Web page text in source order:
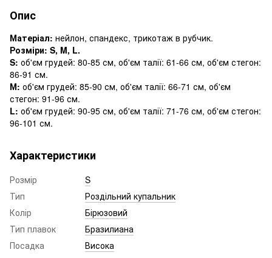
Опис
Матеріал: нейлон, спандекс, трикотаж в рубчик.
Розміри: S, M, L.
S: об'єм грудей: 80-85 см, об'єм талії: 61-66 см, об'єм стегон:
86-91 см.
М: об'єм грудей: 85-90 см, об'єм талії: 66-71 см, об'єм
стегон: 91-96 см.
L: об'єм грудей: 90-95 см, об'єм талії: 71-76 см, об'єм стегон:
96-101 см.
Характеристики
Розмір
S
Тип
Роздільний купальник
Колір
Бірюзовий
Тип плавок
Бразилиана
Посадка
Висока